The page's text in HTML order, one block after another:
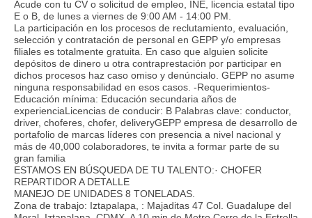
Acude con tu CV o solicitud de empleo, INE, licencia estatal tipo
E o B, de lunes a viernes de 9:00 AM - 14:00 PM.
La participación en los procesos de reclutamiento, evaluación,
selección y contratación de personal en GEPP y/o empresas
filiales es totalmente gratuita. En caso que alguien solicite
depósitos de dinero u otra contraprestación por participar en
dichos procesos haz caso omiso y denúncialo. GEPP no asume
ninguna responsabilidad en esos casos. -Requerimientos-
Educación mínima: Educación secundaria años de
experienciaLicencias de conducir: B Palabras clave: conductor,
driver, choferes, chofer, deliveryGEPP empresa de desarrollo de
portafolio de marcas líderes con presencia a nivel nacional y
más de 40,000 colaboradores, te invita a formar parte de su
gran familia
ESTAMOS EN BÚSQUEDA DE TU TALENTO:· CHOFER
REPARTIDOR A DETALLE
MANEJO DE UNIDADES 8 TONELADAS.
Zona de trabajo: Iztapalapa, : Majaditas 47 Col. Guadalupe del